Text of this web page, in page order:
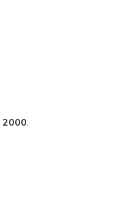
2000.